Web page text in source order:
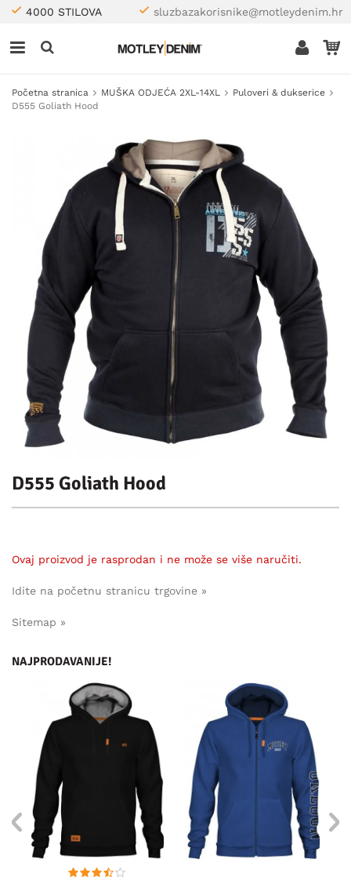
4000 STILOVA sluzbazakorisnike@motleydenim.hr
Početna stranica MUŠKA ODJEĆA 2XL-14XL
Puloveri & dukserice
D555 Goliath Hood
D555 Goliath Hood
Ovaj proizvod je rasprodan i ne može se više naručiti.
Idite na početnu stranicu trgovine »
Sitemap »
NAJPRODAVANIJE!